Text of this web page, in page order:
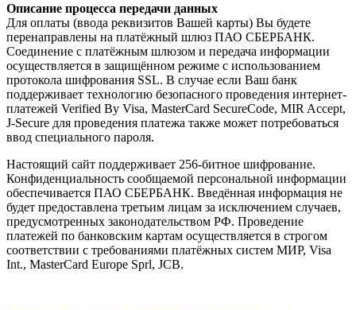
Описание процесса передачи данных
Для оплаты (ввода реквизитов Вашей карты) Вы будете
перенаправлены на платёжный шлюз ПАО СБЕРБАНК.
Соединение с платёжным шлюзом и передача информации
осуществляется в защищённом режиме с использованием
протокола шифрования SSL. В случае если Ваш банк
поддерживает технологию безопасного проведения интернет-
платежей Verified By Visa, MasterCard SecureCode, MIR Accept,
J-Secure для проведения платежа также может потребоваться
ввод специального пароля.
Настоящий сайт поддерживает 256-битное шифрование.
Конфиденциальность сообщаемой персональной информации
обеспечивается ПАО СБЕРБАНК. Введённая информация не
будет предоставлена третьим лицам за исключением случаев,
предусмотренных законодательством РФ. Проведение
платежей по банковским картам осуществляется в строгом
соответствии с требованиями платёжных систем МИР, Visa
Int., MasterCard Europe Sprl, JCB.